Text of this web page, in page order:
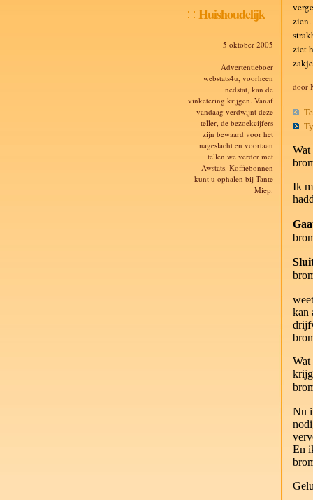
Huishoudelijk
5 oktober 2005
Advertentieboer
webstats4u, voorheen
nedstat, kan de
vinketering krijgen. Vanaf
vandaag verdwijnt deze
teller, de bezoekcijfers
zijn bewaard voor het
nageslacht en voortaan
tellen we verder met
Awstats. Koffiebonnen
kunt u ophalen bij Tante
Miep.
ziet
door
Wat
Ik
kan
Wat
Nu
En